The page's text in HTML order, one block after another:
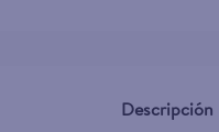
Descripción